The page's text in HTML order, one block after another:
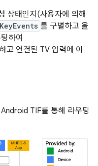
상태인지(사용자에 의해
KeyEvents 를 구별하고 올
하여
고 연결된 TV 입력에 이
TIF를 통해 라우팅